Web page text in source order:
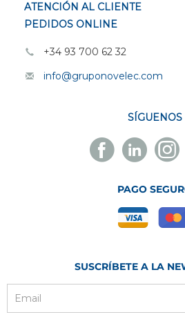
ATENCIÓN AL CLIENTE
PEDIDOS ONLINE
+34 93 700 62 32
info@gruponovelec.com
SÍGUENOS
PAGO
SUSCRÍBETE A LA